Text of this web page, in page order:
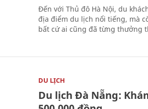
Đến với Thủ đô Hà Nội, du
địa điểm du lịch nổi tiếng, mà
bất cứ ai cũng đã từng thưởng
DU LỊCH
Du lịch Đà Nẵng: